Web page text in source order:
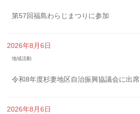
第57回福島わらじまつりに参加
2026年8月6日
地域活動
令和8年度杉妻地区自治振興協議会に出席
2026年8月6日